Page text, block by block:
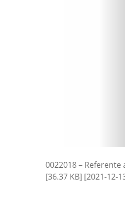
0022018 – Referente
[36.37 KB] [2021-12-